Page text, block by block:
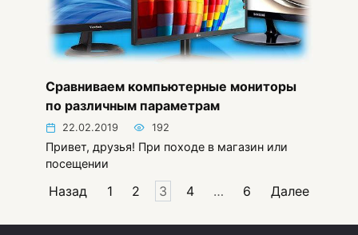
Сравниваем компьютерные мониторы
по различным параметрам
22.02.2019 192
Привет, друзья! При походе в магазин или
посещении
Пагинация
Назад 1 2 3 4 … 6 Далее